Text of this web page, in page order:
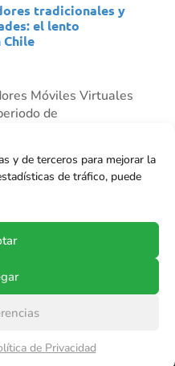
y de terceros para mejorar la
de tráfico, puede
de Privacidad
tradicionales y
el lento
Chile
Móviles Virtuales
de
un crecimiento
último tiempo, y se
reservados.